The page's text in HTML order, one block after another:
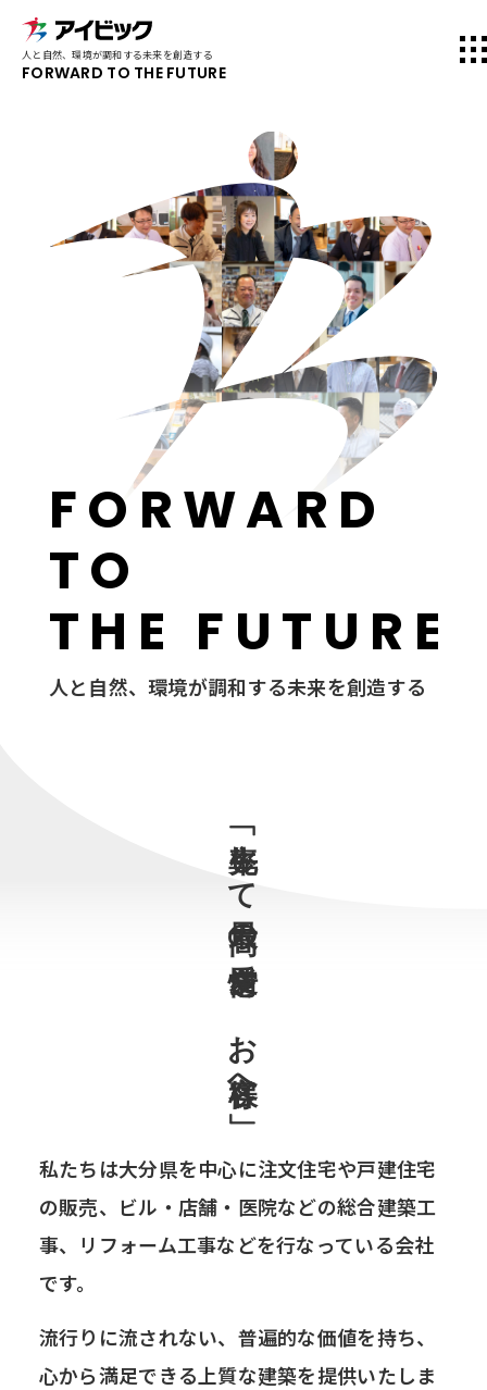
人と自然、環境が調和する未来を創造する
FORWARD TO THE FUTURE
FORWA R D
TO
T H E F U T U R E
人と自然、環境が調和する未来を創造する
「率先して最高の愛情を、お客様へ」
私たちは大分県を中心に注文住宅や戸建住宅
の販売、 ビル・店舗・医院などの総合建築工
事、 リフォーム工事などを行なっている会社
です。
流行りに流されない、普遍的な価値を持ち、
心から満足できる上質な建築を提供いたしま